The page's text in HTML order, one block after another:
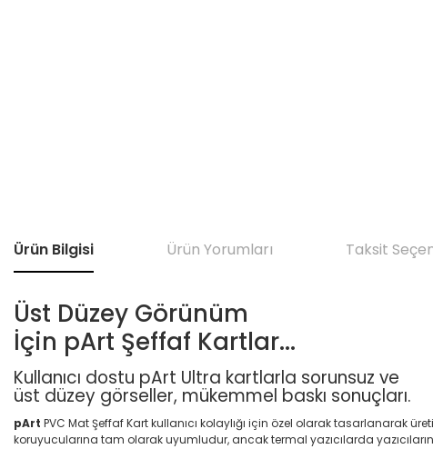
Ürün Bilgisi Ürün Yorumları Taksit
Üst Düzey Görünüm
İçin pArt Şeffaf Kartlar...
Kullanıcı dostu pArt Ultra kartlarla sorunsuz ve
üst düzey görseller, mükemmel baskı sonuçları.
pArt PVC Mat Şeffaf Kart kullanıcı kolaylığı için özel olarak tasarlanarak
koruyucularına tam olarak uyumludur, ancak termal yazıcılarda